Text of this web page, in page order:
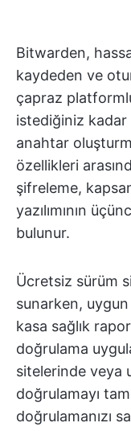
Bitwarden,
kaydeden ve
çapraz
istediğiniz kadar
anahtar
özellikleri
şifreleme,
yazılımının
bulunur.
Ücretsiz sürüm
sunarken,
kasa sağlık
doğrulama
sitelerinde veya
doğrulamayı
doğrulamanızı